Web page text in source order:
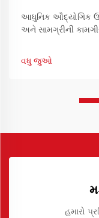
આધુનિક ઔદ્યોગિક
અને સામગ્રીની
વધુ જુઓ
હમારો